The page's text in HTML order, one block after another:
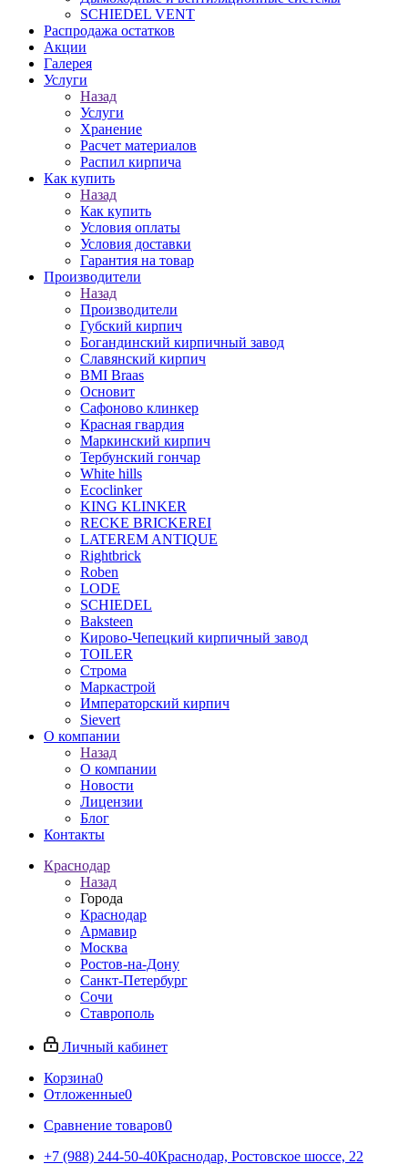
SCHIEDEL VENT
Распродажа остатков
Акции
Галерея
Услуги
Назад
Услуги
Хранение
Расчет материалов
Распил кирпича
Как купить
Назад
Как купить
Условия оплаты
Условия доставки
Гарантия на товар
Производители
Назад
Производители
Губский кирпич
Богандинский кирпичный завод
Славянский кирпич
BMI Braas
Основит
Сафоново клинкер
Красная гвардия
Маркинский кирпич
Тербунский гончар
White hills
Ecoclinker
KING KLINKER
RECKE BRICKEREI
LATEREM ANTIQUE
Rightbrick
Roben
LODE
SCHIEDEL
Baksteen
Кирово-Чепецкий кирпичный завод
TOILER
Строма
Маркастрой
Императорский кирпич
Sievert
О компании
Назад
О компании
Новости
Лицензии
Блог
Контакты
Краснодар
Назад
Города
Краснодар
Армавир
Москва
Ростов-на-Дону
Санкт-Петербург
Сочи
Ставрополь
Личный кабинет
Корзина0
Отложенные0
Сравнение товаров0
+7 (988) 244-50-40Краснодар, Ростовское шоссе, 22